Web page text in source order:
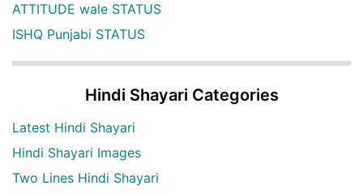
ATTITUDE wale STATUS
ISHQ Punjabi STATUS
Hindi Shayari Categories
Latest Hindi Shayari
Hindi Shayari Images
Two Lines Hindi Shayari